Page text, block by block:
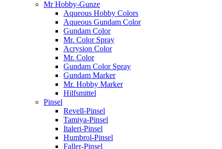
Mr Hobby-Gunze
Aqueous Hobby Colors
Aqueous Gundam Color
Gundam Color
Mr. Color Spray
Acrysion Color
Mr. Color
Gundam Color Spray
Gundam Marker
Mr. Hobby Marker
Hilfsmittel
Pinsel
Revell-Pinsel
Tamiya-Pinsel
Italeri-Pinsel
Humbrol-Pinsel
Faller-Pinsel